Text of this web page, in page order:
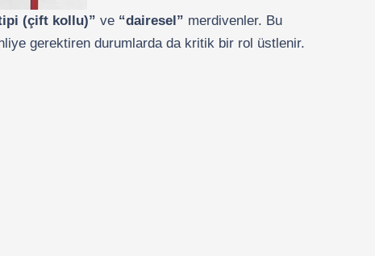
(çift kollu)” ve “dairesel” merdivenler. Bu
gerektiren durumlarda da kritik bir rol üstlenir.